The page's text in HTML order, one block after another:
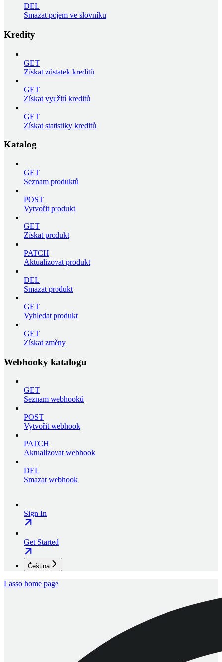
DEL
Smazat pojem ve slovníku
Kredity
GET
Získat zůstatek kreditů
GET
Získat využití kreditů
GET
Získat statistiky kreditů
Katalog
GET
Seznam produktů
POST
Vytvořit produkt
GET
Získat produkt
PATCH
Aktualizovat produkt
DEL
Smazat produkt
GET
Vyhledat produkt
GET
Získat změny
Webhooky katalogu
GET
Seznam webhooků
POST
Vytvořit webhook
PATCH
Aktualizovat webhook
DEL
Smazat webhook
Sign In
Get Started
Čeština
Lasso home page